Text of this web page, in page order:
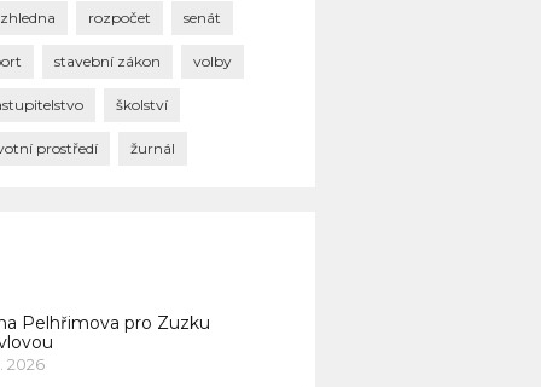
rozpočet senát
stavební zákon volby
školství
prostředí žurnál
Pelhřimova pro Zuzku
2026